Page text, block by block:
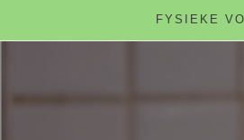
FYSIEKE